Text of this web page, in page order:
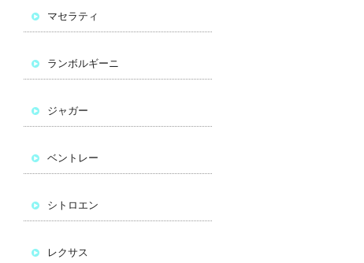
マセラティ
ランボルギーニ
ジャガー
ベントレー
シトロエン
レクサス